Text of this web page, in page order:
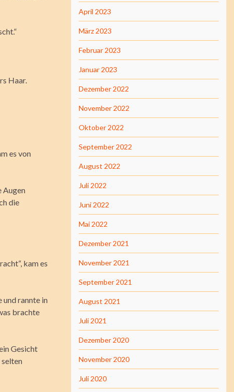
Haar.
es von
Augen
die
kam es
und rannte in
brachte
Gesicht
selten
April 2023
März 2023
Februar 2023
Januar 2023
Dezember 2022
November 2022
Oktober 2022
September 2022
August 2022
Juli 2022
Juni 2022
Mai 2022
Dezember 2021
November 2021
September 2021
August 2021
Juli 2021
Dezember 2020
November 2020
Juli 2020